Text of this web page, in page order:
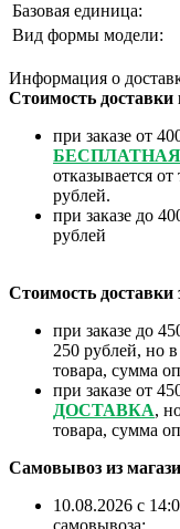
Базовая единица:
Вид формы модели:
Информация о
Стоимость
при заказе от
отказывается
рублей.
при заказе до
рублей
Стоимость
при заказе до
250 рублей, но в
товара, сумма
при заказе от
ДОСТАВКА,
товара, сумма
Самовывоз из
10.08.2026 с